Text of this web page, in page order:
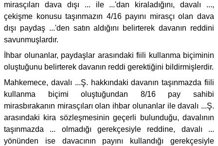
mirasçıları dava dışı ... ile ...'dan kiraladığını, davalı ...,
çekişme konusu taşınmazın 4/16 payını mirasçı olan dava
dışı paydaş ...'den satın aldığını belirterek davanın reddini
savunmuşlardır.
İhbar olunanlar, paydaşlar arasındaki fiili kullanma biçiminin
oluştuğunu belirterek davanın reddi gerektiğini bildirmişlerdir.
Mahkemece, davalı ...Ş. hakkındaki davanın taşınmazda fiili
kullanma biçimi oluştuğundan 8/16 pay sahibi
mirasbırakanın mirasçıları olan ihbar olunanlar ile davalı ...Ş.
arasındaki kira sözleşmesinin geçerli bulunduğu, davalının
taşınmazda ... olmadığı gerekçesiyle reddine, davalı ...
yönünden ise davacının payını kullandığı gerekçesiyle